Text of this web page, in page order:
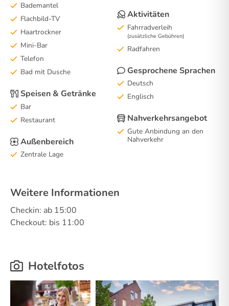
Bademantel
Flachbild-TV
Haartrockner
Mini-Bar
Telefon
Bad mit Dusche
Speisen & Getränke
Bar
Restaurant
Außenbereich
Zentrale Lage
Aktivitäten
Fahrradverleih
(zusätzliche Gebühren)
Radfahren
Gesprochene Sprachen
Deutsch
Englisch
Nahverkehrsangebot
Gute Anbindung an den
Nahverkehr
Weitere Informationen
Checkin: ab 15:00
Checkout: bis 11:00
Hotelfotos